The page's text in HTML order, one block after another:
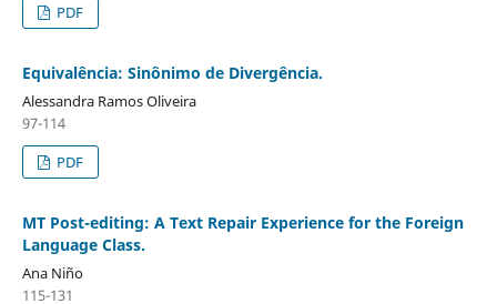
PDF
Equivalência: Sinônimo de Divergência.
Alessandra Ramos Oliveira
97-114
PDF
MT Post-editing: A Text Repair Experience for the Foreign
Language Class.
Ana Niño
115-131